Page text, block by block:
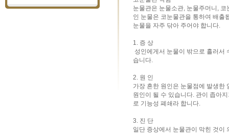
눈물관은 눈물소관, 눈물주머니,
인 눈물은 코눈물관을 통하여 배출
눈물을 자주 닦아 주어야 합니다.
1. 증 상
성인에게서 눈물이 밖으로 흘러서
습니다.
2. 원 인
가장 흔한 원인은 눈물점에 발생한
원인이 될 수 있습니다. 관이 좁아
로 기능성 폐쇄라 합니다.
3. 진 단
일단 증상에서 눈물관이 막힌 것이